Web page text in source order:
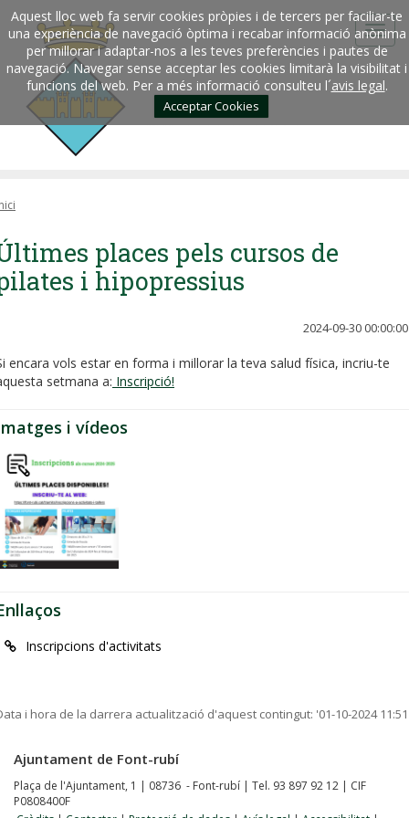
Aquest lloc web fa servir cookies pròpies i de tercers per faciliar-te
una experiència de navegació òptima i recabar informació anònima
per millorar i adaptar-nos a les teves preferències i pautes de
navegació. Navegar sense acceptar les cookies limitarà la visibilitat i
funcions del web. Per a més informació consulteu l´avis legal.
Acceptar Cookies
places pels cursos de
i hipopressius
2024-09-30 00:00:00
encara vols estar en forma i millorar la teva salud física, incriu-te
setmana a: Inscripció!
i vídeos
Inscripcions d'activitats
i hora de la darrera actualització d'aquest contingut: '01-10-2024 11:51
Ajuntament de Font-rubí
Plaça de l'Ajuntament, 1 | 08736 - Font-rubí | Tel. 93 897 92 12 | CIF
P0808400F